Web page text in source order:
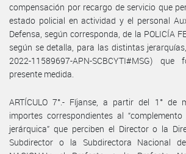
compensación por recargo de servicio que
estado policial en actividad y el personal
Defensa, según corresponda, de la POLICÍA
según se detalla, para las distintas
2022-11589697-APN-SCBCYTI#MSG)
presente medida.
ARTÍCULO 7°.- Fíjanse, a partir del 1° de
importes correspondientes al
jerárquica” que perciben el Director o la
Subdirector o la Subdirectora Nacional de